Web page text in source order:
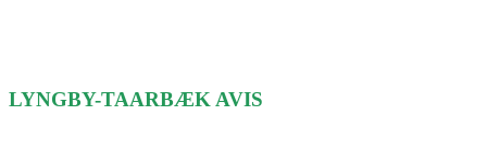
LYNGBY-TAARBÆK AVIS